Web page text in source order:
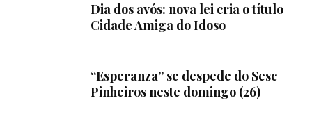
Dia dos avós: nova lei cria o título
Cidade Amiga do Idoso
“Esperanza” se despede do Sesc
Pinheiros neste domingo (26)